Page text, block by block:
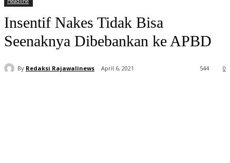
Insentif Nakes Tidak Bisa
Seenaknya Dibebankan ke APBD
By Redaksi Rajawalinews April 6, 2021 0
544